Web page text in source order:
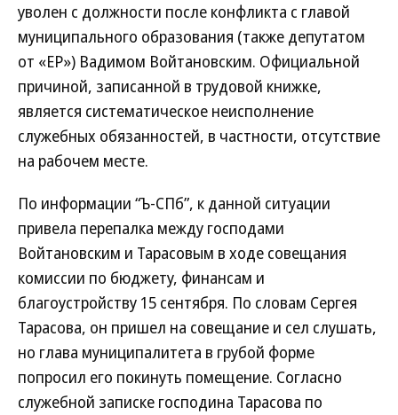
уволен с должности после конфликта с главой
муниципального образования (также депутатом
от «ЕР») Вадимом Войтановским. Официальной
причиной, записанной в трудовой книжке,
является систематическое неисполнение
служебных обязанностей, в частности, отсутствие
на рабочем месте.
По информации “Ъ-СПб”, к данной ситуации
привела перепалка между господами
Войтановским и Тарасовым в ходе совещания
комиссии по бюджету, финансам и
благоустройству 15 сентября. По словам Сергея
Тарасова, он пришел на совещание и сел слушать,
но глава муниципалитета в грубой форме
попросил его покинуть помещение. Согласно
служебной записке господина Тарасова по